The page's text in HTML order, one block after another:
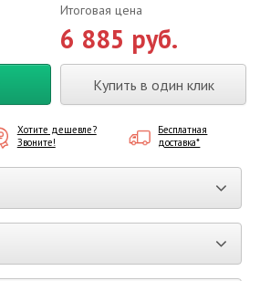
Итоговая цена
6 885 руб.
Купить в один клик
Хотите дешевле?
Звоните!
Бесплатная
доставка*